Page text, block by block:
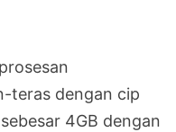
teras dengan cip
4GB dengan